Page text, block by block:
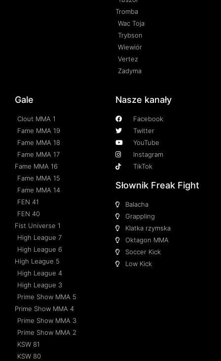
Tromba
Wac Toja
Trybson
Wiewiór
Vertez
Zadyma
Gale
Clout MMA 1
Fame MMA 19
Fame MMA 18
Fame MMA 17
Fame MMA 16
Fame MMA 15
Fame MMA 14
FEN 41
FEN 40
Fist Universe 1
High League 7
High League 6
High League 5
High League 4
High League 3
Prime Show MMA 5
Prime Show MMA 4
Prime Show MMA 3
Prime Show MMA 2
KSW 81
KSW 80
Nasze kanały
Facebook
Twitter
YouTube
Instagram
TikTok
Słownik Freak Fight
Balacha
Grappling
Klatka rzymska
Oktagon MMA
Soccer Kick
Low Kick